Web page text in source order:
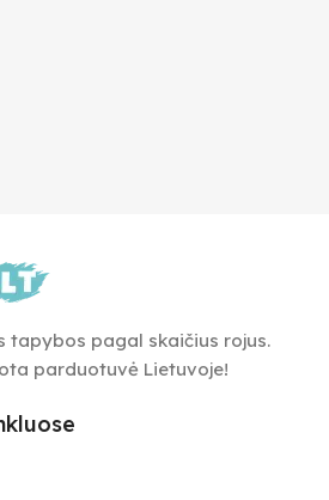
tapybos pagal skaičius rojus.
parduotuvė Lietuvoje!